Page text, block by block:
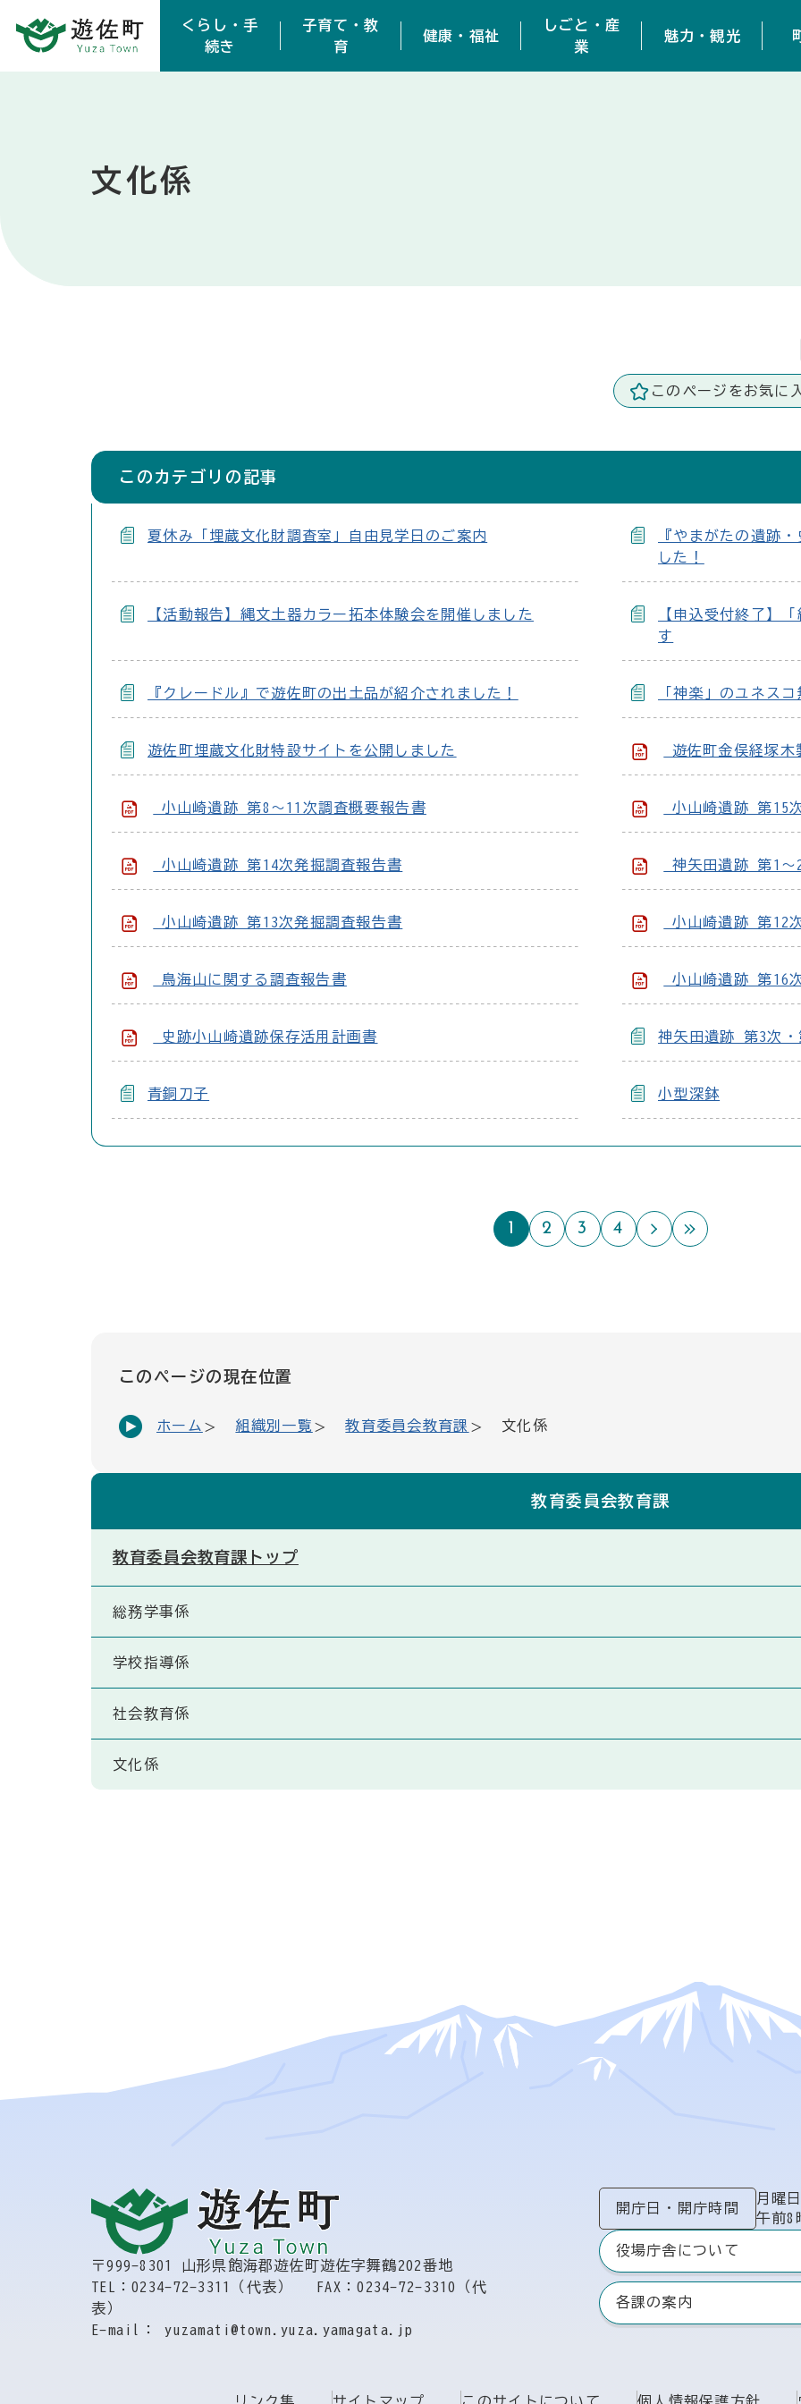
くらし・手
続き
子育て・教
育
健康・福祉
しごと・産
業
魅力・観光
文化係
このページをお気に
このカテゴリの記事
夏休み「埋蔵文化財調査室」自由見学日のご案内
『やまがたの遺跡
した！
【活動報告】縄文土器カラー拓本体験会を開催しました
【申込受付終了】
す
『クレードル』で遊佐町の出土品が紹介されました！ 「神楽」のユネス
遊佐町埋蔵文化財特設サイトを公開しました 遊佐町金俣経塚木
小山崎遺跡 第8～11次調査概要報告書 小山崎遺跡 第15
小山崎遺跡 第14次発掘調査報告書 神矢田遺跡 第1～
小山崎遺跡 第13次発掘調査報告書 小山崎遺跡 第12
鳥海山に関する調査報告書 小山崎遺跡 第16
史跡小山崎遺跡保存活用計画書 神矢田遺跡 第3次・
青銅刀子 小型深鉢
1 2 3 4 次のページ
最後のペー
このページの現在位置
ホーム 組織別一覧 教育委員会教育課 文化係
教育委員会教育課
教育委員会教育課トップ
総務学事係
学校指導係
社会教育係
文化係
〒999-8301 山形県飽海郡遊佐町遊佐字舞鶴202番地
TEL：0234-72-3311（代表）
FAX：0234-72-3310（代
表）
E-mail： yuzamati@town.yuza.yamagata.jp
開庁日 ・ 開庁時間
月曜
午前8
役場庁舎について
各課の案内